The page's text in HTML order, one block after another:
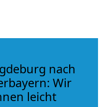
nach
Wir
leicht